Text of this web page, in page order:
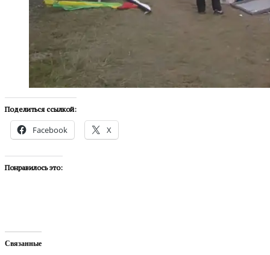
Поделиться ссылкой:
Facebook X
Понравилось это:
Связанные